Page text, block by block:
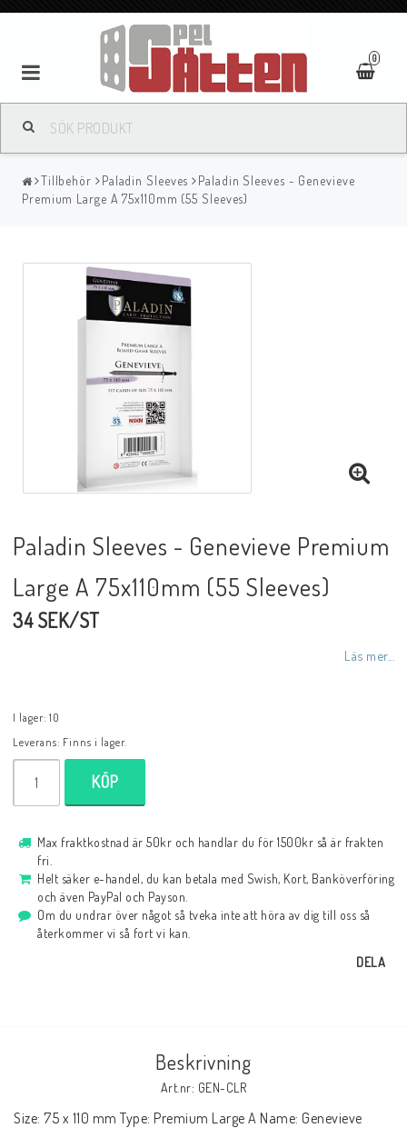
0
Tillbehör Paladin Sleeves
Paladin Sleeves - Genevieve
Premium Large A 75x110mm (55 Sleeves)
Paladin Sleeves - Genevieve Premium
Large A 75x110mm (55 Sleeves)
34 SEK/ST
Läs mer...
I lager: 10
Leverans: Finns i lager.
KÖP
Max fraktkostnad är 50kr och handlar du för 1500kr så är frakten
fri.
Helt säker e-handel, du kan betala med Swish, Kort, Banköverföring
och även PayPal och Payson.
Om du undrar över något så tveka inte att höra av dig till oss så
återkommer vi så fort vi kan.
DELA
Beskrivning
Art.nr: GEN-CLR
Size: 75 x 110 mm Type: Premium Large A Name: Genevieve